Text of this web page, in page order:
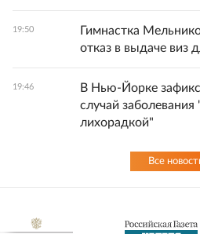
19:50
Гимнастка
отказ в выдаче виз
19:46
В Нью-Йорке
случай заболевания
лихорадкой"
Все